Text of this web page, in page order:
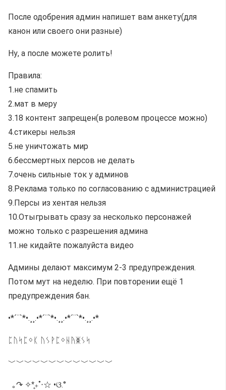
После одобрения админ напишет вам анкету(для
канон или своего они разные)
Ну, а после можете ролить!
Правила:
1.не спамить
2.мат в меру
3.18 контент запрещен(в ролевом процессе можно)
4.стикеры нельзя
5.не уничтожать мир
6.бессмертных персов не делать
7.очень сильные ток у админов
8.Реклама только по согласованию с администрацией
9.Персы из хентая нельзя
10.Отыгрывать сразу за несколько персонажей
можно только с разрешения админа
11.не кидайте пожалуйста видео
Админы делают максимум 2-3 предупреждения.
Потом мут на неделю. При повторении ещё 1
предупреждения бан.
•*´¨`*•.¸¸.•*´¨`*•.¸¸.•*´¨`*•.¸¸.•*
ᛈᚢᛋᛈᛜᛕ ᚢᛊᚹᛈᛜᚺᚤᛤᛊᛋ
﹀﹀﹀﹀﹀﹀﹀﹀﹀﹀﹀﹀﹀
ㅤㅤㅤ ㅤ ｡↷ ✧*̥₊˚‧☆ •ଓ.°